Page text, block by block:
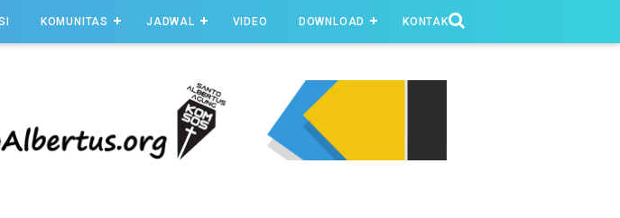
KOMUNITAS JADWAL VIDEO DOWNLOAD KONTAK